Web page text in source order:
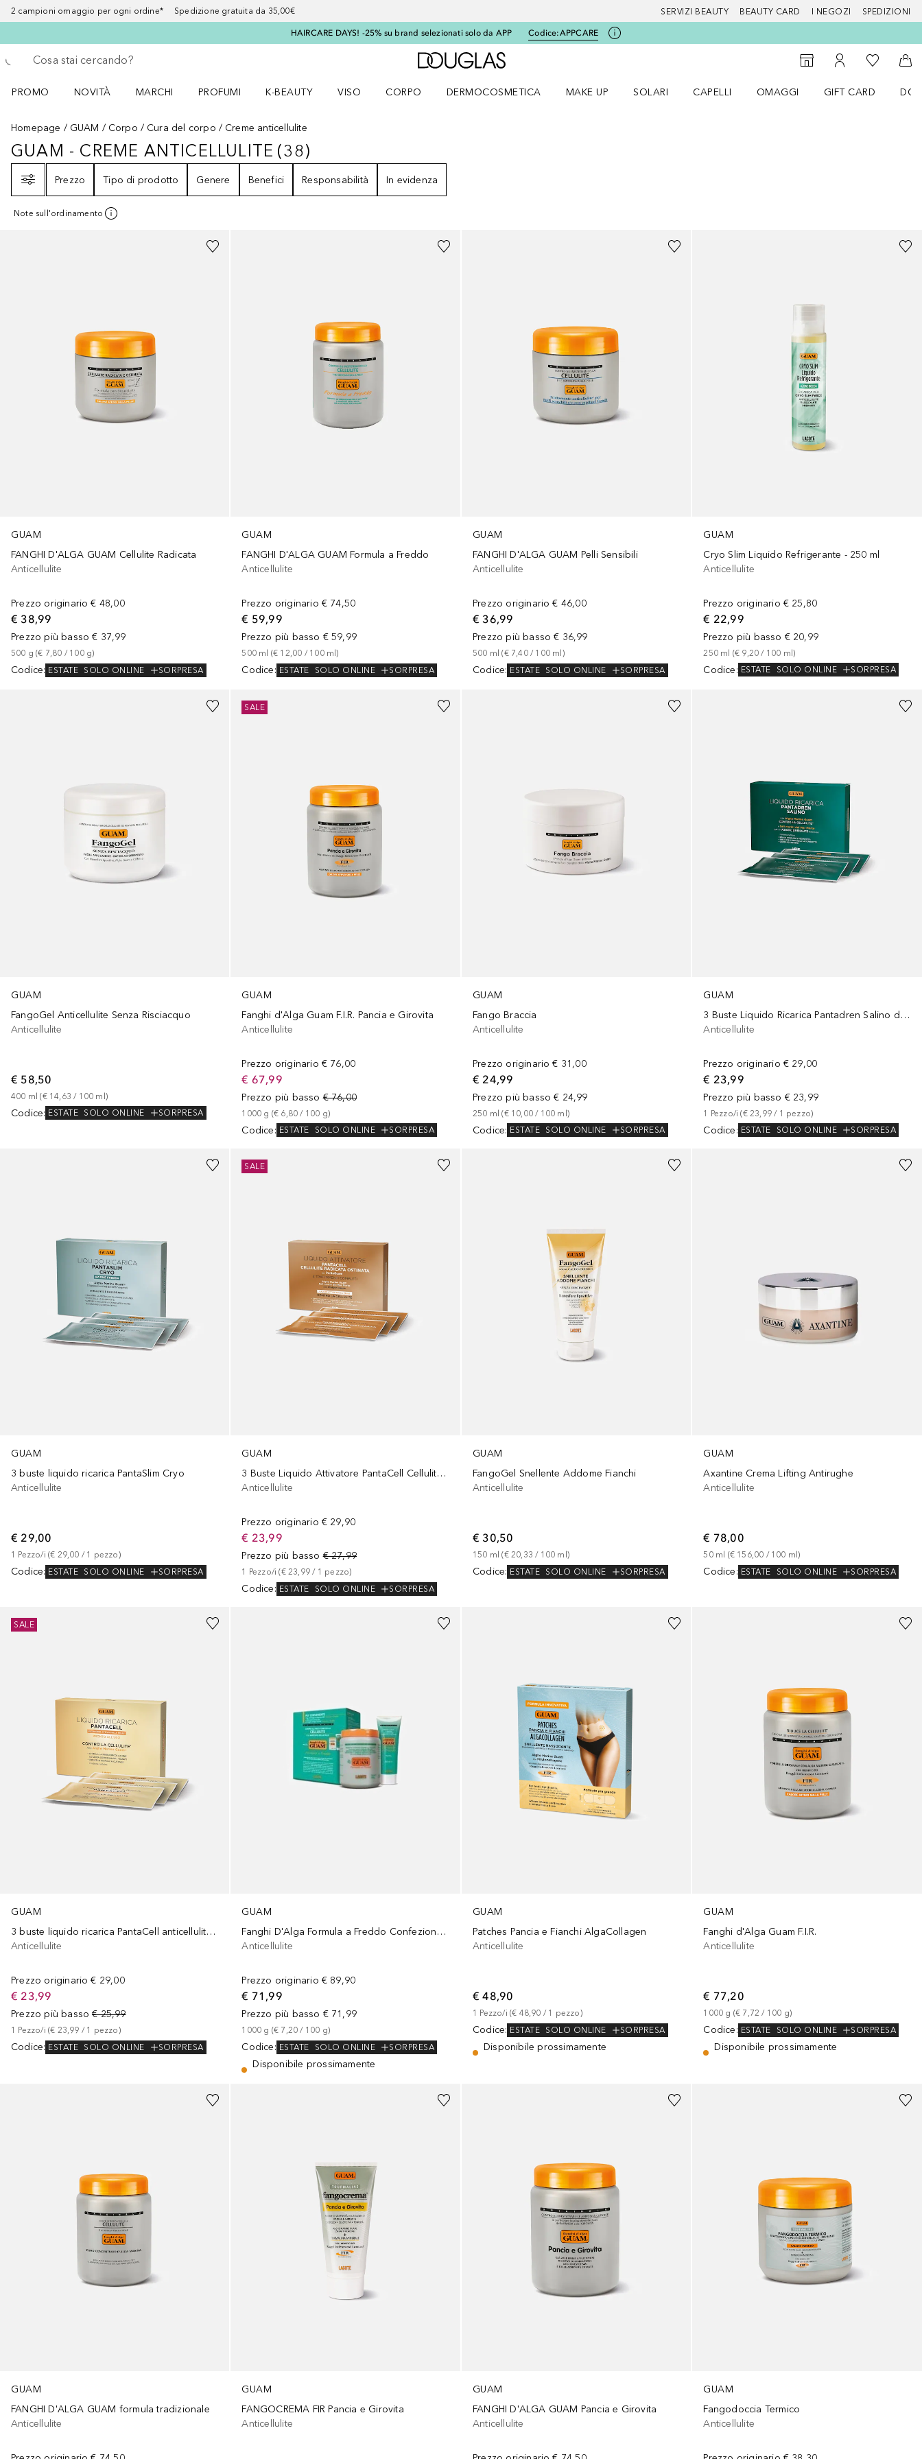
2 campioni omaggio per ogni ordine* Spedizione gratuita da 35,00€ SERVIZI BEAUTY BEAUTY CARD I NEGOZI SPEDIZIONI
HAIRCARE DAYS! -25% su brand selezionati solo da APP Codice:APPCARE
Torna indietro
Esegui ricerca
A Douglas Home
StorefinderAl Mio Account
Alla Mia
Al
PROMO
NOVITÀ
MARCHI
PROFUMI
K-BEAUTY
VISO
CORPO
DERMOCOSMETICA
MAKE UP
SOLARI
CAPELLI
OMAGGI
GIFT CARD
Homepage GUAM Corpo Cura del corpo Creme anticellulite
GUAM - CREME ANTICELLULITE38RISULTATI
GUAM - CREME ANTICELLULITE (38)
Prezzo
Tipo di prodotto Genere Benefici Responsabilità In evidenza
Note sull'ordinamento
GUAM
FANGHI D'ALGA GUAM Cellulite Radicata
Anticellulite
Prezzo originario € 48,00
€ 38,99
Prezzo più basso € 37,99
500 g (€ 7,80 / 100 g)
Codice: ESTATE SOLO ONLINE SORPRESA
GUAM
FANGHI D'ALGA GUAM Formula a Freddo
Anticellulite
Prezzo originario € 74,50
€ 59,99
Prezzo più basso € 59,99
500 ml (€ 12,00 / 100 ml)
Codice: ESTATE SOLO ONLINE SORPRESA
GUAM
FANGHI D'ALGA GUAM Pelli Sensibili
Anticellulite
Prezzo originario € 46,00
€ 36,99
Prezzo più basso € 36,99
500 ml (€ 7,40 / 100 ml )
Codice: ESTATE SOLO ONLINE SORPRESA
GUAM
Cryo Slim Liquido Refrigerante - 250 ml
Anticellulite
Prezzo originario € 25,80
€ 22,99
Prezzo più basso € 20,99
250 ml (€ 9,20 / 100 ml)
Codice: ESTATE SOLO ONLINE SORPRESA
GUAM
FangoGel Anticellulite Senza Risciacquo
Anticellulite
€ 58,50
400 ml (€ 14,63 / 100 ml)
Codice: ESTATE SOLO ONLINE SORPRESA
GUAM
Fanghi d'Alga Guam F.I.R. Pancia e Girovita
Anticellulite
Prezzo originario € 76,00
€ 67,99
Prezzo più basso € 76,00
1000 g (€ 6,80 / 100 g)
Codice: ESTATE SOLO ONLINE SORPRESA
SALE
GUAM
Fango Braccia
Anticellulite
Prezzo originario € 31,00
€ 24,99
Prezzo più basso € 24,99
250 ml (€ 10,00 / 100 ml)
Codice: ESTATE SOLO ONLINE SORPRESA
GUAM
3 Buste Liquido Ricarica Pantadren Salino drenante intensivo
Anticellulite
Prezzo originario € 29,00
€ 23,99
Prezzo più basso € 23,99
1 Pezzo/i (€ 23,99 / 1 pezzo)
Codice: ESTATE SOLO ONLINE SORPRESA
GUAM
3 buste liquido ricarica PantaSlim Cryo
Anticellulite
€ 29,00
1 Pezzo/i (€ 29,00 / 1 pezzo)
Codice: ESTATE SOLO ONLINE SORPRESA
GUAM
3 Buste Liquido Attivatore PantaCell Cellulite Radicata e Ostinata
Anticellulite
Prezzo originario € 29,90
€ 23,99
Prezzo più basso € 27,99
1 Pezzo/i (€ 23,99 / 1 pezzo)
Codice: ESTATE SOLO ONLINE SORPRESA
SALE
GUAM
FangoGel Snellente Addome Fianchi
Anticellulite
€ 30,50
150 ml (€ 20,33 / 100 ml )
Codice: ESTATE SOLO ONLINE SORPRESA
GUAM
Axantine Crema Lifting Antirughe
Anticellulite
€ 78,00
50 ml (€ 156,00 / 100 ml)
Codice: ESTATE SOLO ONLINE SORPRESA
GUAM
3 buste liquido ricarica PantaCell anticellulite intensivo
Anticellulite
Prezzo originario € 29,00
€ 23,99
Prezzo più basso € 25,99
1 Pezzo/i (€ 23,99 / 1 pezzo)
Codice: ESTATE SOLO ONLINE SORPRESA
SALE
GUAM
Fanghi D'Alga Formula a Freddo Confezione Convenienza
Anticellulite
Prezzo originario € 89,90
€ 71,99
Prezzo più basso € 71,99
1000 g (€ 7,20 / 100 g)
Codice: ESTATE SOLO ONLINE SORPRESA
Disponibile prossimamente
GUAM
Patches Pancia e Fianchi AlgaCollagen
Anticellulite
€ 48,90
1 Pezzo/i (€ 48,90 / 1 pezzo)
Codice: ESTATE SOLO ONLINE SORPRESA
Disponibile prossimamente
GUAM
Fanghi d'Alga Guam F.I.R.
Anticellulite
€ 77,20
1000 g (€ 7,72 / 100 g)
Codice: ESTATE SOLO ONLINE SORPRESA
Disponibile prossimamente
GUAM
FANGHI D'ALGA GUAM formula tradizionale
Anticellulite
GUAM
FANGOCREMA FIR Pancia e Girovita
Anticellulite
GUAM
FANGHI D'ALGA GUAM Pancia e Girovita
Anticellulite
GUAM
Fangodoccia Termico
Anticellulite